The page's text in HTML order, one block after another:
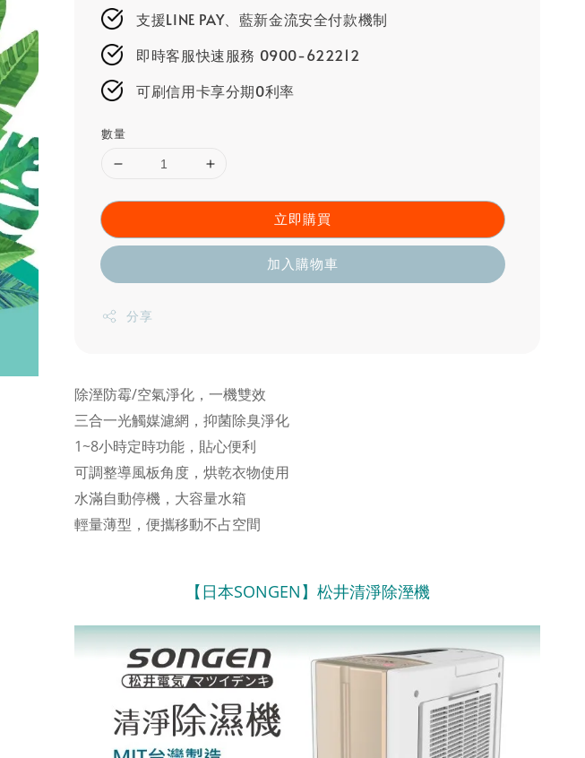
支援LINE PAY、藍新金流安全付款機制
即時客服快速服務 0900-622212
可刷信用卡享分期0利率
數量
立即購買
加入購物車
分享
除溼防霉/空氣淨化，一機雙效
三合一光觸媒濾網，抑菌除臭淨化
1~8小時定時功能，貼心便利
可調整導風板角度，烘乾衣物使用
水滿自動停機，大容量水箱
輕量薄型，便攜移動不占空間
【日本SONGEN】松井清淨除溼機